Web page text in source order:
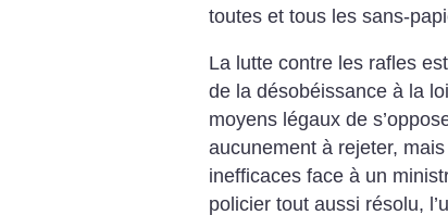
toutes et tous les sans-
La lutte contre les rafles
de la désobéissance à la
moyens légaux de
aucunement à rejeter,
inefficaces face à un
policier tout aussi résolu,